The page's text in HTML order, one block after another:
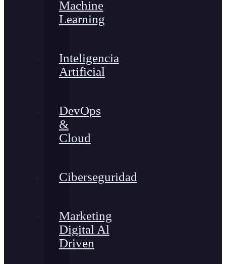
Machine
Learning
Inteligencia
Artificial
DevOps
&
Cloud
Ciberseguridad
Marketing
Digital Al
Driven